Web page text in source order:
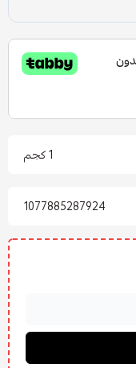
1 كجم
1077885287924